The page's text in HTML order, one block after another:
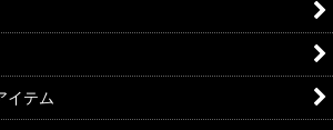
イテム